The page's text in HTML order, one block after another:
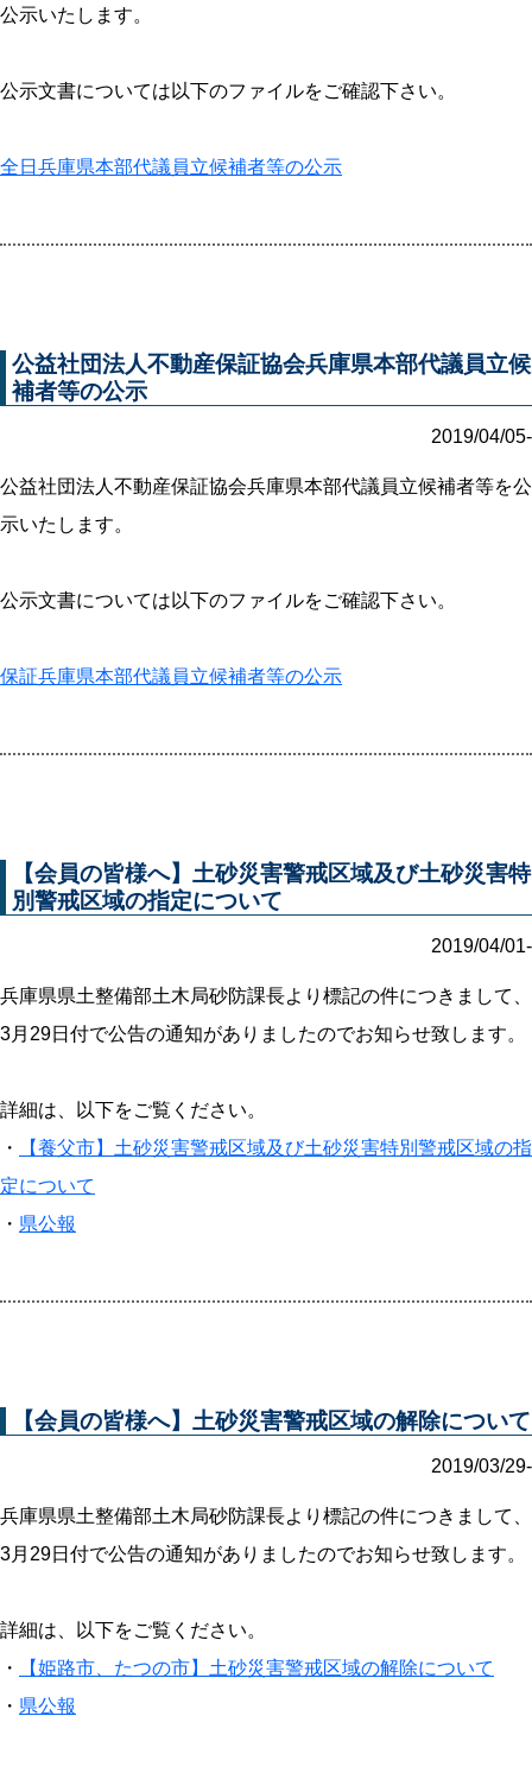
公示いたします。
公示文書については以下のファイルをご確認下さい。
全日兵庫県本部代議員立候補者等の公示
公益社団法人不動産保証協会兵庫県本部代議員立候
補者等の公示
2019/04/05-
公益社団法人不動産保証協会兵庫県本部代議員立候補者等を公
示いたします。
公示文書については以下のファイルをご確認下さい。
保証兵庫県本部代議員立候補者等の公示
【会員の皆様へ】土砂災害警戒区域及び土砂災害特
別警戒区域の指定について
2019/04/01-
兵庫県県土整備部土木局砂防課長より標記の件につきまして、
3月29日付で公告の通知がありましたのでお知らせ致します。
詳細は、以下をご覧ください。
・
【養父市】土砂災害警戒区域及び土砂災害特別警戒区域の指
定について
・ 県公報
【会員の皆様へ】土砂災害警戒区域の解除について
2019/03/29-
兵庫県県土整備部土木局砂防課長より標記の件につきまして、
3月29日付で公告の通知がありましたのでお知らせ致します。
詳細は、以下をご覧ください。
・
【姫路市、たつの市】土砂災害警戒区域の解除について
・ 県公報